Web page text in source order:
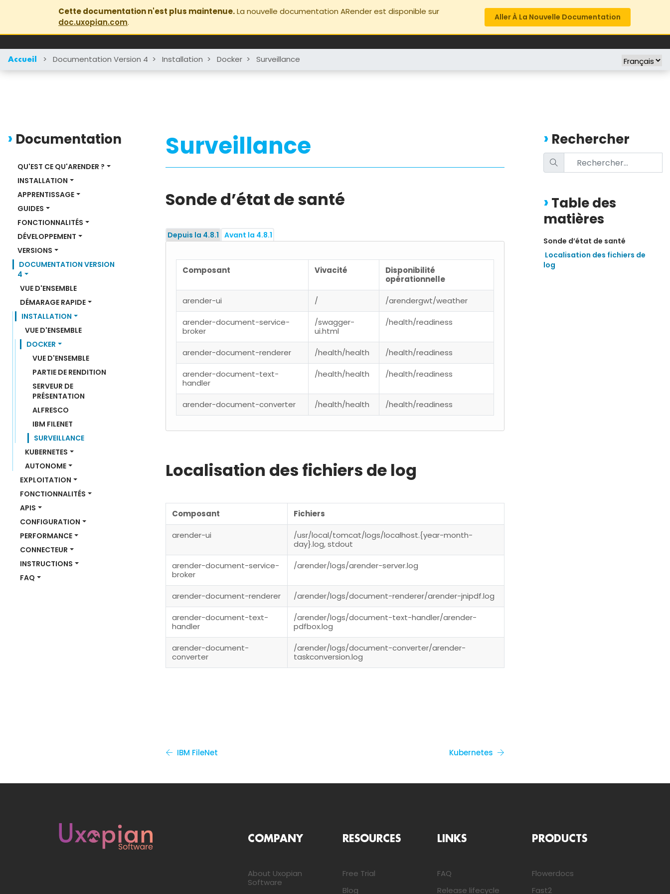
Cette documentation n'est plus maintenue.La nouvelle documentation ARender est disponible sur
doc.uxopian.com.
Aller À La Nouvelle Documentation
FREE TRIAL COMPANY
Accueil > Documentation Version 4 > Installation > Docker > Surveillance
Documentation
QU'EST CE QU'ARENDER ?
INSTALLATION
APPRENTISSAGE
GUIDES
FONCTIONNALITÉS
DÉVELOPPEMENT
VERSIONS
DOCUMENTATION VERSION
4
VUE D'ENSEMBLE
DÉMARAGE RAPIDE
INSTALLATION
VUE D'ENSEMBLE
DOCKER
VUE D'ENSEMBLE
PARTIE DE RENDITION
SERVEUR DE
PRÉSENTATION
ALFRESCO
IBM FILENET
SURVEILLANCE
KUBERNETES
AUTONOME
EXPLOITATION
FONCTIONNALITÉS
APIS
CONFIGURATION
PERFORMANCE
CONNECTEUR
INSTRUCTIONS
FAQ
Surveillance
Sonde d’état de santé
Depuis la 4.8.1 Avant la 4.8.1
Composant Vivacité
Disponibilité
opérationnelle
arender-ui / /arendergwt/weather
arender-document-service-
broker
/swagger-
ui.html
/health/readiness
arender-document-renderer /health/health /health/readiness
arender-document-text-
handler
/health/health /health/readiness
arender-document-converter /health/health /health/readiness
Localisation des fichiers de log
Composant Fichiers
arender-ui
/usr/local/tomcat/logs/localhost.{year-month-
day}.log, stdout
arender-document-service-
broker
/arender/logs/arender-server.log
arender-document-renderer /arender/logs/document-renderer/arender-jnipdf.log
arender-document-text-
handler
/arender/logs/document-text-handler/arender-
pdfbox.log
arender-document-
converter
/arender/logs/document-converter/arender-
taskconversion.log
IBM FileNet Kubernetes
Rechercher
Table des
matières
Sonde d’état de santé
Localisation des fichiers de
log
COMPANY
About Uxopian
Software
RESOURCES
Free Trial
Blog
LINKS
FAQ
Release lifecycle
PRODUCTS
Flowerdocs
Fast2